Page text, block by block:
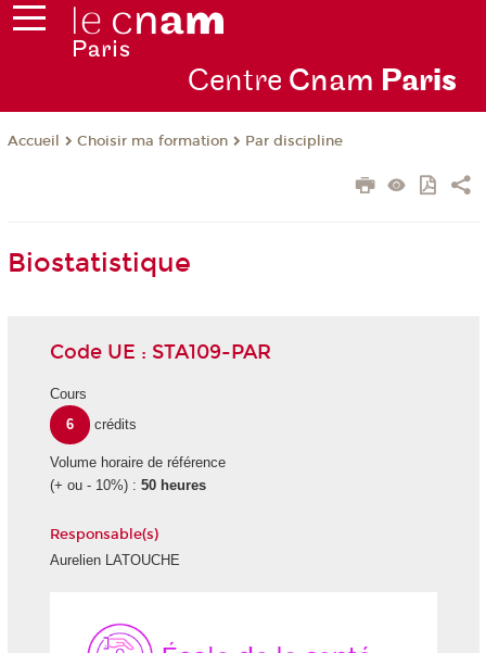
Centre Cnam Paris
Accueil Choisir ma formation Par discipline
Biostatistique
Code UE : STA109-PAR
Cours
6
crédits
Volume horaire de référence
(+ ou - 10%) : 50 heures
Responsable(s)
Aurelien LATOUCHE